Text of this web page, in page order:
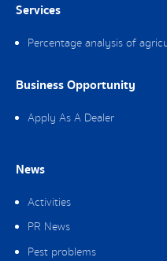
Services
Percentage analysis of
Business Opportunity
Apply As A Dealer
News
Activities
PR News
Pest problems